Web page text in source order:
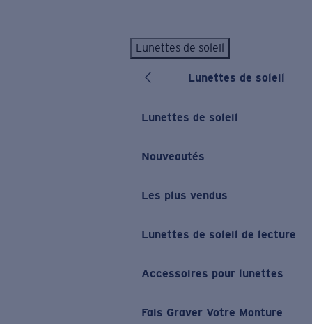
Lunettes de soleil
Lunettes de soleil
Lunettes de soleil
Nouveautés
Les plus vendus
Lunettes de soleil de lecture
Accessoires pour lunettes
Fais Graver Votre Monture
LES PLUS RECHERCHÉS
Lunettes de soleil personnalisées Nouveau